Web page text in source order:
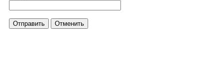
Отправить Отменить